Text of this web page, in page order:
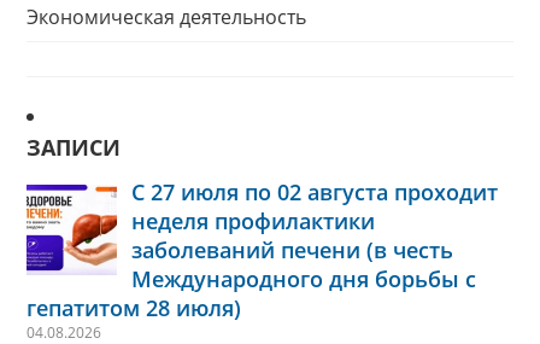
Экономическая деятельность
ЗАПИСИ
С 27 июля по 02 августа проходит
неделя профилактики
заболеваний печени (в честь
Международного дня борьбы с
гепатитом 28 июля)
04.08.2026